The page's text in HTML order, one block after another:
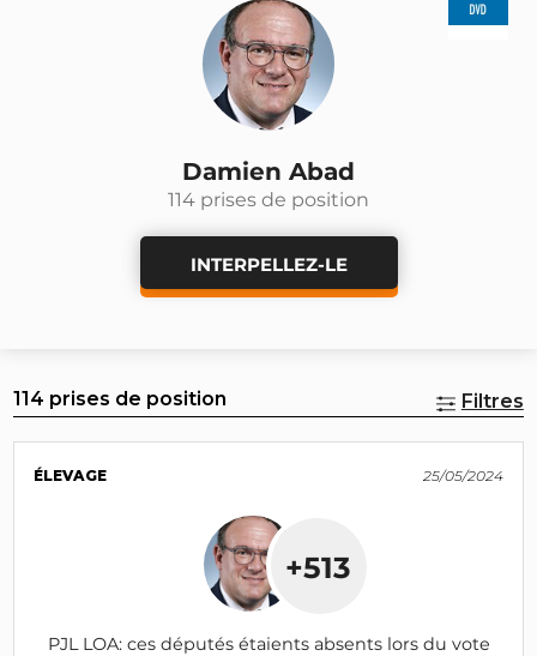
Damien Abad
114 prises de position
INTERPELLEZ-LE
114 prises de position Filtres
ÉLEVAGE 25/05/2024
+513
PJL LOA: ces députés étaients absents lors du vote